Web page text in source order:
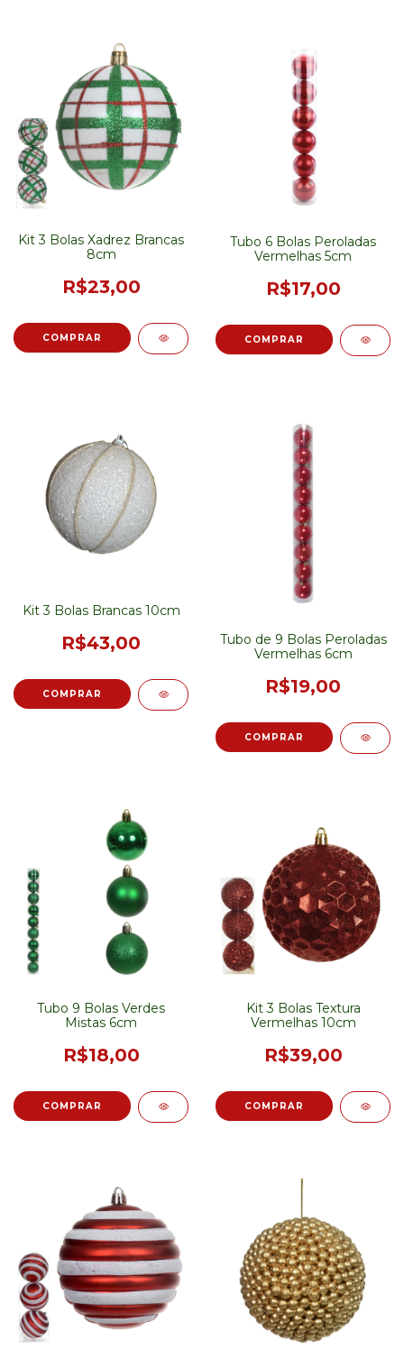
Kit 3 Bolas Xadrez Brancas
8cm
R$23,00
Tubo 6 Bolas Peroladas
Vermelhas 5cm
R$17,00
Kit 3 Bolas Brancas 10cm
R$43,00
Tubo de 9 Bolas Peroladas
Vermelhas 6cm
R$19,00
Tubo 9 Bolas Verdes
Mistas 6cm
R$18,00
Kit 3 Bolas Textura
Vermelhas 10cm
R$39,00